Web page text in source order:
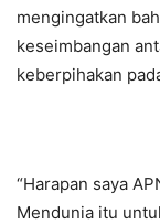
mengingatkan
keseimbangan
keberpihakan
“Harapan saya
Mendunia itu